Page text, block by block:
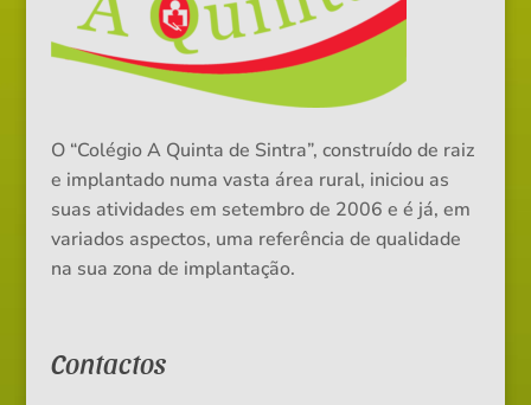
O “Colégio A Quinta de Sintra”, construído de raiz
e implantado numa vasta área rural, iniciou as
suas atividades em setembro de 2006 e é já, em
variados aspectos, uma referência de qualidade
na sua zona de implantação.
Contactos